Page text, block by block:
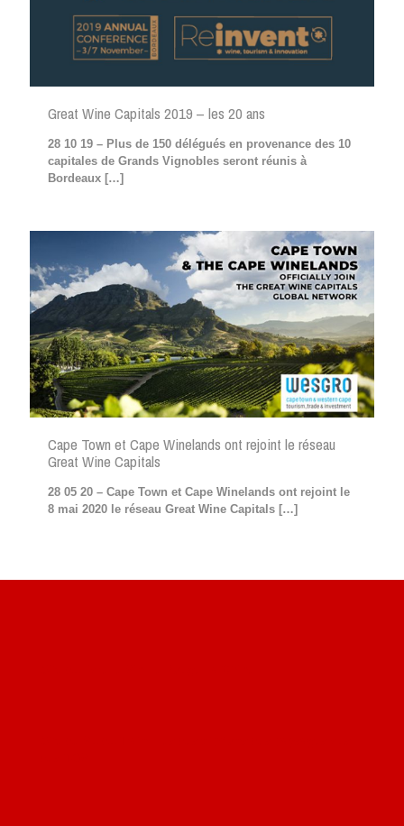
Great Wine Capitals 2019 – les 20 ans
28 10 19 – Plus de 150 délégués en provenance des 10
capitales de Grands Vignobles seront réunis à
Bordeaux […]
Cape Town et Cape Winelands ont rejoint le réseau
Great Wine Capitals
28 05 20 – Cape Town et Cape Winelands ont rejoint le
8 mai 2020 le réseau Great Wine Capitals […]